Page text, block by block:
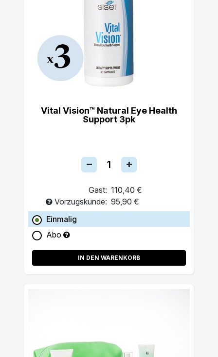
Vital Vision™ Natural Eye Health
Support 3pk
Gast: 110,40 €
Vorzugskunde: 95,90 €
Einmalig
Abo
IN DEN WARENKORB